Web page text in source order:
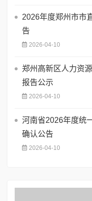
2026年度郑州市市
告
2026-04-10
郑州高新区人力资
报告公示
2026-04-10
河南省2026年度统
确认公告
2026-04-10